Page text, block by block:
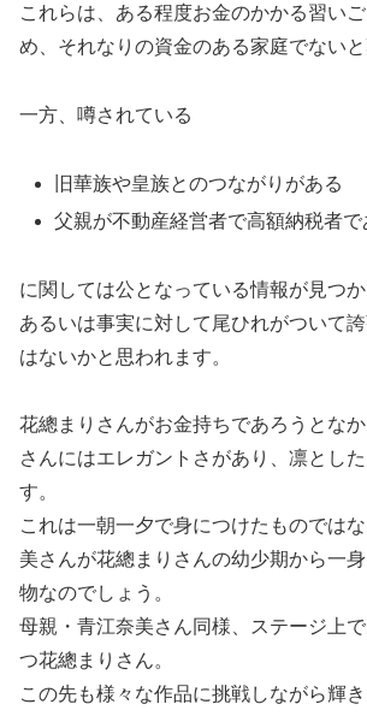
これらは、ある程度お金のかかる習い
め、それなりの資金のある家庭でないと
一方、噂されている
旧華族や皇族とのつながりがある
父親が不動産経営者で高額納税者で
に関しては公となっている情報が見つか
あるいは事実に対して尾ひれがついて
はないかと思われます。
花總まりさんがお金持ちであろうとな
さんにはエレガントさがあり、凛とし
す。
これは一朝一夕で身につけたものでは
美さんが花總まりさんの幼少期から一
物なのでしょう。
母親・青江奈美さん同様、ステージ上
つ花總まりさん。
この先も様々な作品に挑戦しながら輝